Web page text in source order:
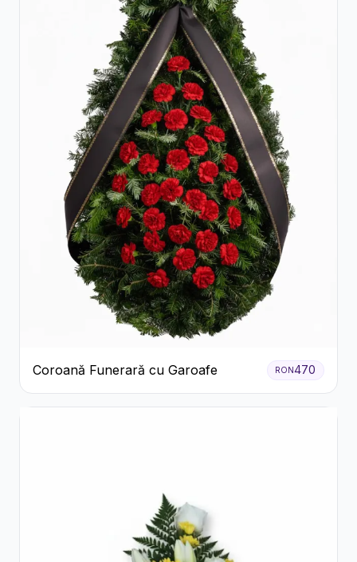
Coroană Funerară cu Garoafe RON470